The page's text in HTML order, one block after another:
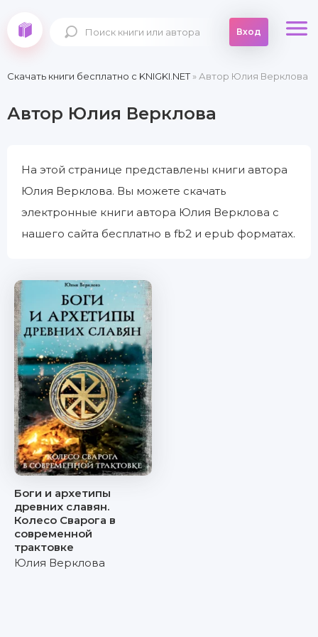
Вход
Скачать книги бесплатно c KNIGKI.NET» Автор Юлия Верклова
Автор Юлия Верклова
На этой странице представлены книги автора
Юлия Верклова. Вы можете скачать
электронные книги автора Юлия Верклова с
нашего сайта бесплатно в fb2 и epub форматах.
Боги и архетипы
древних славян.
Колесо Сварога в
современной
трактовке
Юлия Верклова